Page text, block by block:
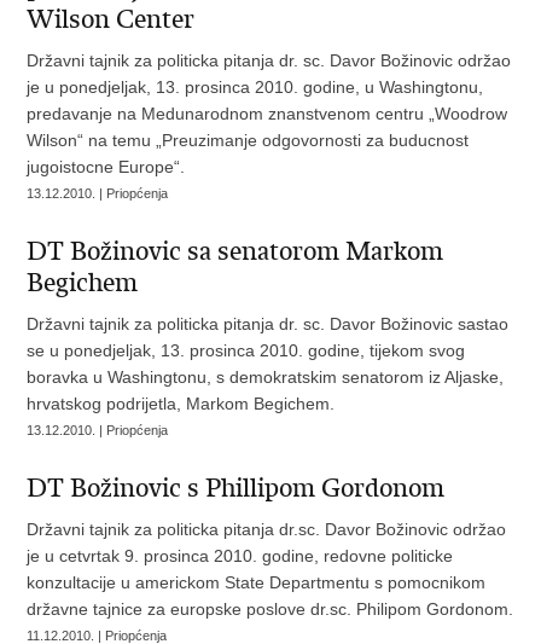
Wilson Center
Državni tajnik za politicka pitanja dr. sc. Davor Božinovic održao
je u ponedjeljak, 13. prosinca 2010. godine, u Washingtonu,
predavanje na Medunarodnom znanstvenom centru „Woodrow
Wilson“ na temu „Preuzimanje odgovornosti za buducnost
jugoistocne Europe“.
13.12.2010. | Priopćenja
DT Božinovic sa senatorom Markom
Begichem
Državni tajnik za politicka pitanja dr. sc. Davor Božinovic sastao
se u ponedjeljak, 13. prosinca 2010. godine, tijekom svog
boravka u Washingtonu, s demokratskim senatorom iz Aljaske,
hrvatskog podrijetla, Markom Begichem.
13.12.2010. | Priopćenja
DT Božinovic s Phillipom Gordonom
Državni tajnik za politicka pitanja dr.sc. Davor Božinovic održao
je u cetvrtak 9. prosinca 2010. godine, redovne politicke
konzultacije u americkom State Departmentu s pomocnikom
državne tajnice za europske poslove dr.sc. Philipom Gordonom.
11.12.2010. | Priopćenja